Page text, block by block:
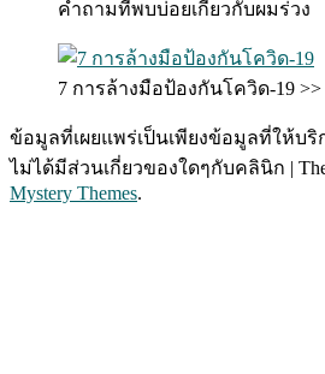
คำถามที่พบบ่อยเกี่ยวกับผมร่วง
7 การล้างมือป้องกันโควิด-19
ข้อมูลที่เผยแพร่เป็นเพียงข้อมูลที่ให้บ
ไม่ได้มีส่วนเกี่ยวของใดๆกับคลินิก |
Mystery Themes.